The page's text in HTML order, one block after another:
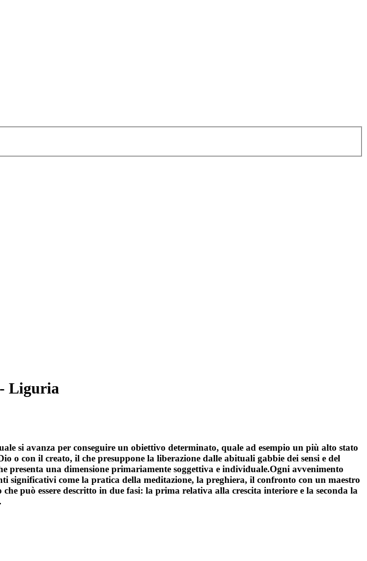
Liguria
si avanza per conseguire un obiettivo determinato, quale ad esempio un più alto stato
o con il creato, il che presuppone la liberazione dalle abituali gabbie dei sensi e del
presenta una dimensione primariamente soggettiva e individuale.Ogni avvenimento
significativi come la pratica della meditazione, la preghiera, il confronto con un maestro
può essere descritto in due fasi: la prima relativa alla crescita interiore e la seconda la